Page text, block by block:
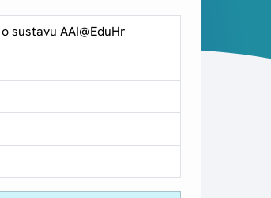
sustavu AAI@EduHr